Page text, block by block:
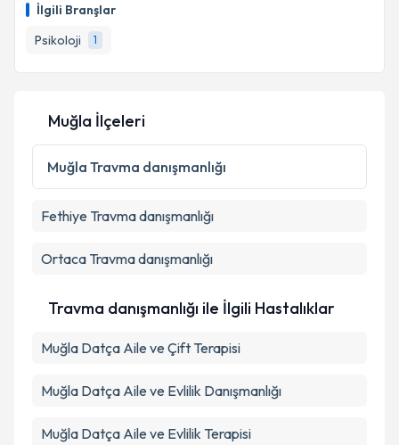
İlgili Branşlar
Psikoloji
1
için bir takvim hazırlandığında e-posta ile
bilgilendireceğiz.
E-posta Adresiniz
Kişisel verilerimin işlenmesine ilişkin
Metni 'ni okudum ve kişisel verilerimin belirtilen
Takvim Talebini Gönder
Muğla İlçeleri
Muğla Travma danışmanlığı
Fethiye Travma danışmanlığı
Ortaca Travma danışmanlığı
Travma danışmanlığı ile İlgili Hastalıklar
Muğla Datça Aile ve Çift Terapisi
Muğla Datça Aile ve Evlilik Danışmanlığı
Muğla Datça Aile ve Evlilik Terapisi